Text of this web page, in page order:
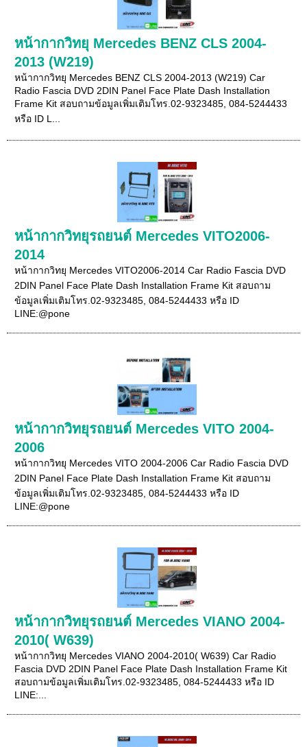
หน้ากากวิทยุ Mercedes BENZ CLS 2004-
2013 (W219)
หน้ากากวิทยุ Mercedes BENZ CLS 2004-2013 (W219) Car
Radio Fascia DVD 2DIN Panel Face Plate Dash Installation
Frame Kit สอบถามข้อมูลเพิ่มเติมโทร.02-9323485, 084-5244433
หรือ ID L...
หน้ากากวิทยุรถยนต์ Mercedes VITO2006-
2014
หน้ากากวิทยุ Mercedes VITO2006-2014 Car Radio Fascia DVD
2DIN Panel Face Plate Dash Installation Frame Kit สอบถาม
ข้อมูลเพิ่มเติมโทร.02-9323485, 084-5244433 หรือ ID
LINE:@pone
หน้ากากวิทยุรถยนต์ Mercedes VITO 2004-
2006
หน้ากากวิทยุ Mercedes VITO 2004-2006 Car Radio Fascia DVD
2DIN Panel Face Plate Dash Installation Frame Kit สอบถาม
ข้อมูลเพิ่มเติมโทร.02-9323485, 084-5244433 หรือ ID
LINE:@pone
หน้ากากวิทยุรถยนต์ Mercedes VIANO 2004-
2010( W639)
หน้ากากวิทยุ Mercedes VIANO 2004-2010( W639) Car Radio
Fascia DVD 2DIN Panel Face Plate Dash Installation Frame Kit
สอบถามข้อมูลเพิ่มเติมโทร.02-9323485, 084-5244433 หรือ ID
LINE:...